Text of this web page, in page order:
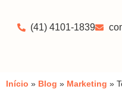
(41) 4101-1839
Início » Blog » Marketing »